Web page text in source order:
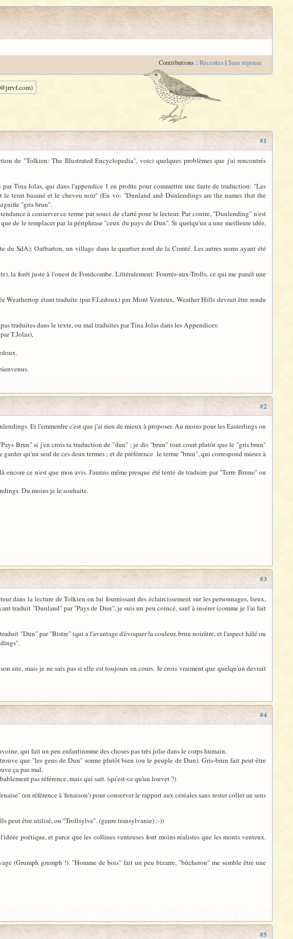
Contributions : Récentes| Sans réponse
#1
de "Tolkien: The Illustrated Encyclopedia", voici quelques problèmes que j'ai rencontrés
Tina Jolas, qui dans l'appendice 1 en profite pour commettre une faute de traduction: "Les
teint basané et le cheveu noir" (En vo: "Dunland and Dunlendings are the names that the
"gris brun".
à conserver ce terme par souci de clarté pour le lecteur. Par contre, "Dunlending" n'est
de le remplacer par la périphrase "ceux du pays de Dun". Si quelqu'un a une meilleure idée,
SdA): Oatbarton, un village dans le quartier nord de la Comté. Les autres noms ayant été
la forêt juste à l'ouest de Fondcombe. Littéralement: Fourrés-aux-Trolls, ce qui me paraît une
étant traduite (par F.Ledoux) par Mont Venteux, Weather Hills devrait être rendu
traduites dans le texte, ou mal traduites par Tina Jolas dans les Appendices:
T.Jolas),
#2
Et l'emmerdre c'est que j'ai rien de mieux à proposer. Au moins pour les Easterlings on
Brun" si j'en crois ta traduction de "dun" ; je dis "brun" tout court plutôt que le "gris brun"
qu'un seul de ces deux termes ; et de préférence le terme "brun", qui correspond mieux à
ce n'est que mon avis. J'aurais même presque été tenté de traduire par "Terre Brune" ou
Du moins je le souhaite.
#3
dans la lecture de Tolkien en lui fournissant des éclaircissement sur les personnages, lieux,
traduit "Dunland" par "Pays de Dun", je suis un peu coincé, sauf à insérer (comme je l'ai fait
"Dun" par "Bistre" (qui a l'avantage d'évoquer la couleur, brun noirâtre, et l'aspect hâlé ou
site, mais je ne sais pas si elle est toujours en cours. Je crois vraiment que quelqu'un devrait
#4
qui fait un peu enfantinmme des choses pas très jolie dans le corps humain.
que "les gens de Dun" sonne plutôt bien (ou le peuple de Dun). Gris-brun fait peut-être
ça pas mal.
pas référence, mais qui sait. (qu'est-ce qu'un louvet ?)
(en référence à 'fenaison') pour conserver le rapport aux céréales sans rester coller au sens
peut être utilisé, ou "Trollsylve". (genre transylvanie) :-))
poétique, et parce que les collines venteuses font moins réalistes que les monts venteux.
(Grumph grumph !). "Homme de bois" fait un peu bizarre, "bûcheron" me semble être une
#5